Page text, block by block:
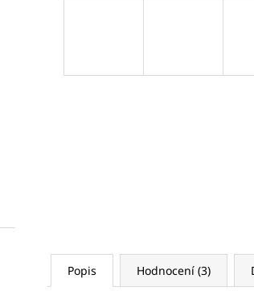
Popis Hodnocení (3)